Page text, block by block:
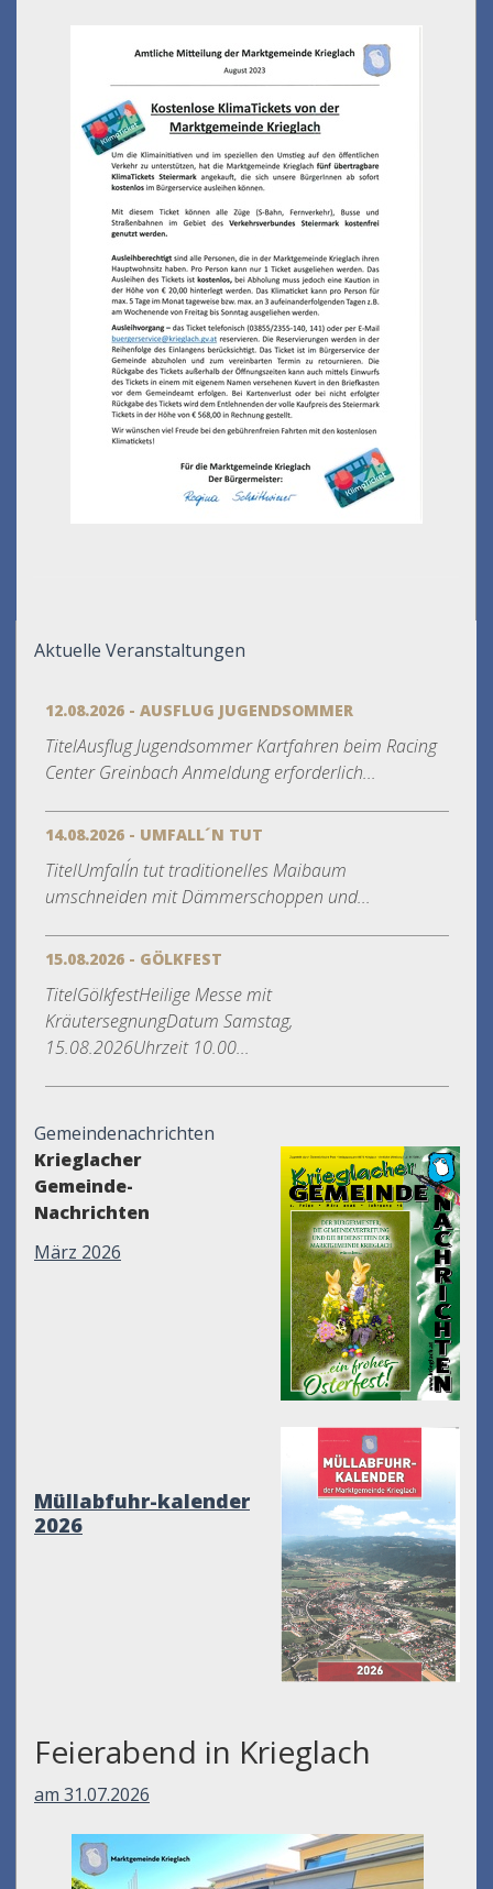
Aktuelle Veranstaltungen
12.08.2026 - AUSFLUG JUGENDSOMMER
TitelAusflug Jugendsommer Kartfahren beim Racing
Center Greinbach Anmeldung erforderlich...
14.08.2026 - UMFALL´N TUT
TitelUmfall´n tut traditionelles Maibaum
umschneiden mit Dämmerschoppen und...
15.08.2026 - GÖLKFEST
TitelGölkfestHeilige Messe mit
KräutersegnungDatum Samstag,
15.08.2026Uhrzeit 10.00...
Gemeindenachrichten
Krieglacher
Gemeinde-
Nachrichten
März 2026
Müllabfuhr-kalender
2026
Feierabend in Krieglach
am 31.07.2026